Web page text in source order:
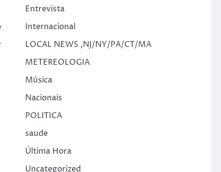
Entrevista
Internacional
LOCAL NEWS ,NJ/NY/PA/CT/MA
METEREOLOGIA
Música
Nacionais
POLITICA
saude
Última Hora
Uncategorized